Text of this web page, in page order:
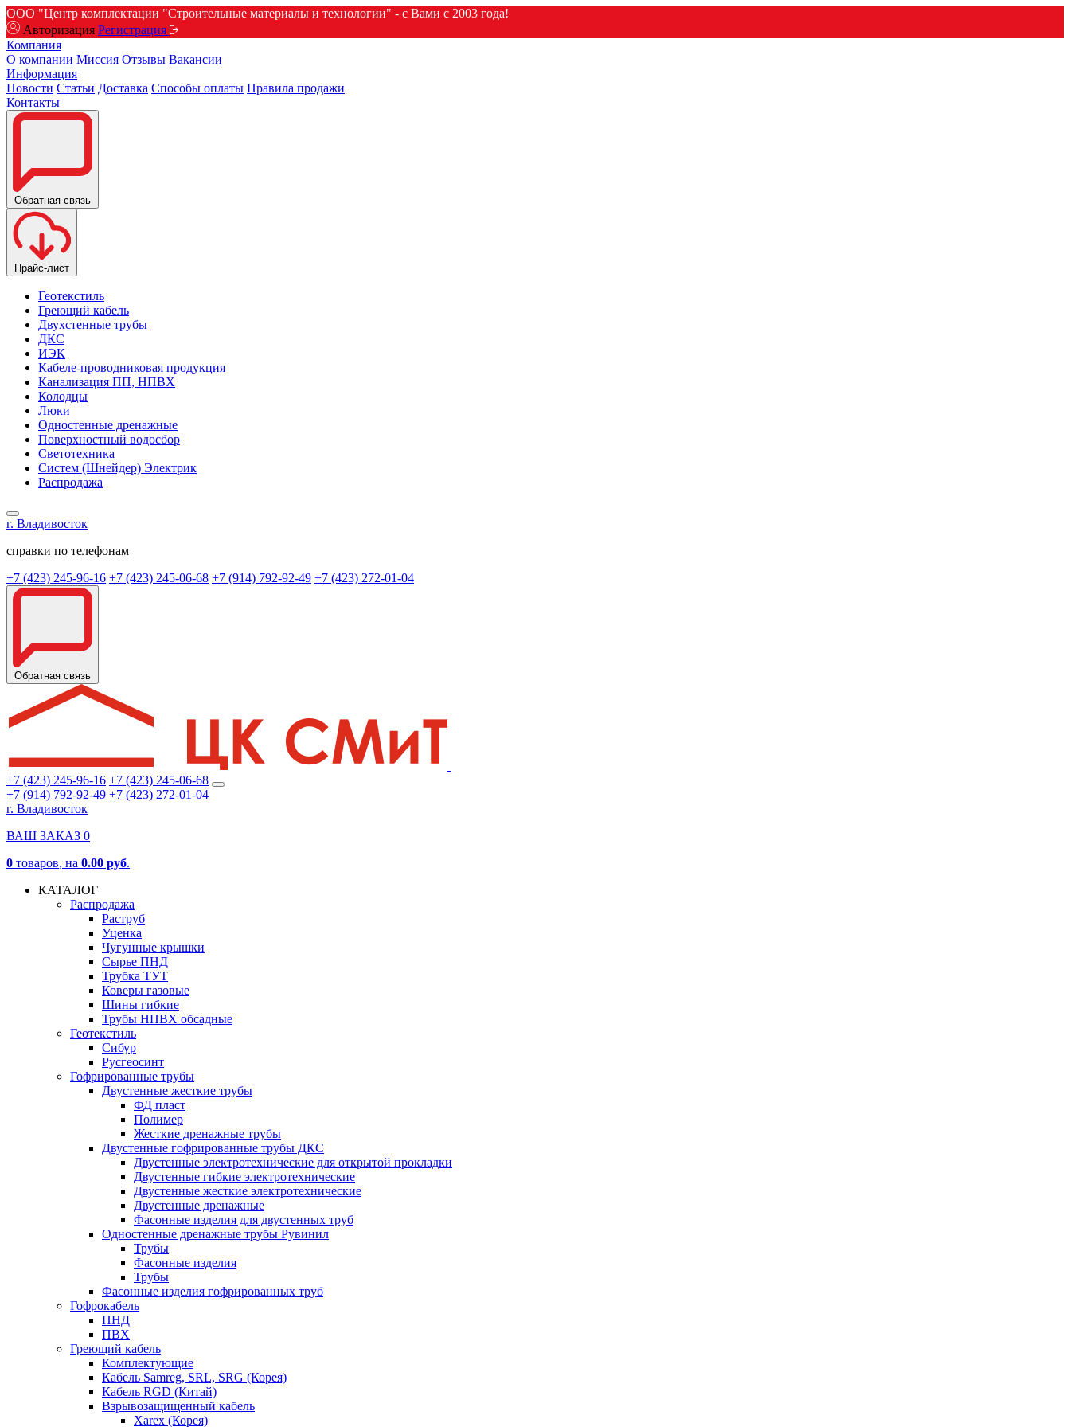
ООО "Центр комплектации "Строительные материалы и технологии" - с Вами с 2003 года!
Авторизация Регистрация
Компания
О компании Миссия Отзывы Вакансии
Информация
Новости Статьи Доставка Способы оплаты Правила продажи
Контакты
Обратная связь
Прайс-лист
Геотекстиль
Греющий кабель
Двухстенные трубы
ДКС
ИЭК
Кабеле-проводниковая продукция
Канализация ПП, НПВХ
Колодцы
Люки
Одностенные дренажные
Поверхностный водосбор
Светотехника
Систем (Шнейдер) Электрик
Распродажа
г. Владивосток
справки по телефонам
+7 (423) 245-96-16 +7 (423) 245-06-68 +7 (914) 792-92-49 +7 (423) 272-01-04
Обратная связь
+7 (423) 245-96-16 +7 (423) 245-06-68
+7 (914) 792-92-49 +7 (423) 272-01-04
г. Владивосток
ВАШ ЗАКАЗ 0
0 товаров, на 0.00 руб.
КАТАЛОГ
Распродажа
Раструб
Уценка
Чугунные крышки
Сырье ПНД
Трубка ТУТ
Коверы газовые
Шины гибкие
Трубы НПВХ обсадные
Геотекстиль
Сибур
Русгеосинт
Гофрированные трубы
Двустенные жесткие трубы
ФД пласт
Полимер
Жесткие дренажные трубы
Двустенные гофрированные трубы ДКС
Двустенные электротехнические для открытой прокладки
Двустенные гибкие электротехнические
Двустенные жесткие электротехнические
Двустенные дренажные
Фасонные изделия для двустенных труб
Одностенные дренажные трубы Рувинил
Трубы
Фасонные изделия
Трубы
Фасонные изделия гофрированных труб
Гофрокабель
ПНД
ПВХ
Греющий кабель
Комплектующие
Кабель Samreg, SRL, SRG (Корея)
Кабель RGD (Китай)
Взрывозащищенный кабель
Xarex (Корея)